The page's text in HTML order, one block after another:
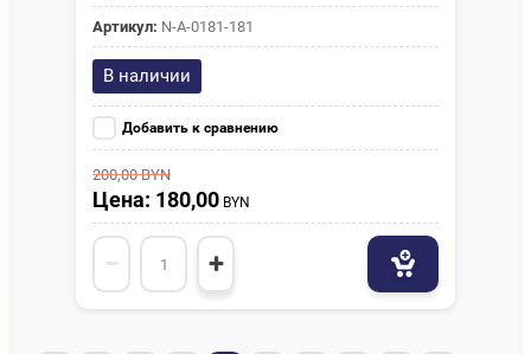
Артикул: N-A-0181-181
В наличии
Добавить к сравнению
200,00BYN
Цена: 180,00 BYN
− +